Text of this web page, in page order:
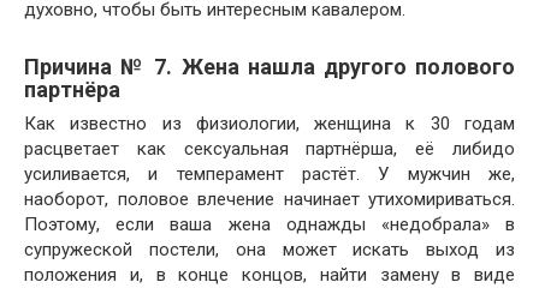
духовно, чтобы быть интересным кавалером.
Причина № 7. Жена нашла другого полового
партнёра
Как известно из физиологии, женщина к 30 годам
расцветает как сексуальная партнёрша, её либидо
усиливается, и темперамент растёт. У мужчин же,
наоборот, половое влечение начинает утихомириваться.
Поэтому, если ваша жена однажды «недобрала» в
супружеской постели, она может искать выход из
положения и, в конце концов, найти замену в виде